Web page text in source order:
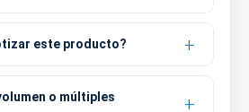
este producto?
o múltiples